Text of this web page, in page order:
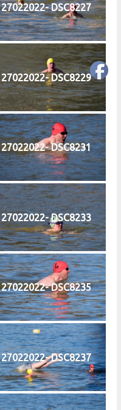
27022022- DSC8227
27022022- DSC8229
27022022- DSC8231
27022022- DSC8233
27022022- DSC8235
27022022- DSC8237